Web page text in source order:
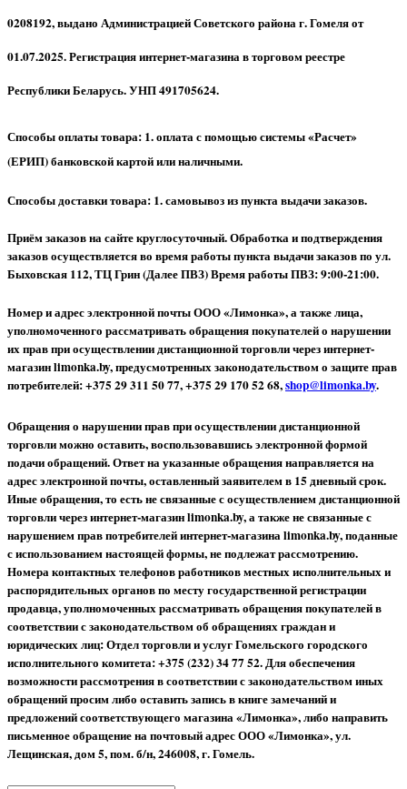
0208192, выдано Администрацией Советского района г. Гомеля от
01.07.2025. Регистрация интернет-магазина в торговом реестре
Республики Беларусь. УНП 491705624.
Способы оплаты товара: 1. оплата с помощью системы «Расчет»
(ЕРИП) банковской картой или наличными.
Способы доставки товара: 1. самовывоз из пункта выдачи заказов.
Приём заказов на сайте круглосуточный. Обработка и подтверждения
заказов осуществляется во время работы пункта выдачи заказов по ул.
Быховская 112, ТЦ Грин (Далее ПВЗ) Время работы ПВЗ: 9:00-21:00.
Номер и адрес электронной почты ООО «Лимонка», а также лица,
уполномоченного рассматривать обращения покупателей о нарушении
их прав при осуществлении дистанционной торговли через интернет-
магазин limonka.by, предусмотренных законодательством о защите прав
потребителей: +375 29 311 50 77, +375 29 170 52 68,shop@limonka.by.
Обращения о нарушении прав при осуществлении дистанционной
торговли можно оставить, воспользовавшись электронной формой
подачи обращений. Ответ на указанные обращения направляется на
адрес электронной почты, оставленный заявителем в 15 дневный срок.
Иные обращения, то есть не связанные с осуществлением дистанционной
торговли через интернет-магазин limonka.by, а также не связанные с
нарушением прав потребителей интернет-магазина limonka.by, поданные
с использованием настоящей формы, не подлежат рассмотрению.
Номера контактных телефонов работников местных исполнительных и
распорядительных органов по месту государственной регистрации
продавца, уполномоченных рассматривать обращения покупателей в
соответствии с законодательством об обращениях граждан и
юридических лиц: Отдел торговли и услуг Гомельского городского
исполнительного комитета: +375 (232) 34 77 52.Для обеспечения
возможности рассмотрения в соответствии с законодательством иных
обращений просим либо оставить запись в книге замечаний и
предложений соответствующего магазина «Лимонка», либо направить
письменное обращение на почтовый адрес ООО «Лимонка», ул.
Лещинская, дом 5, пом. б/н, 246008, г. Гомель.